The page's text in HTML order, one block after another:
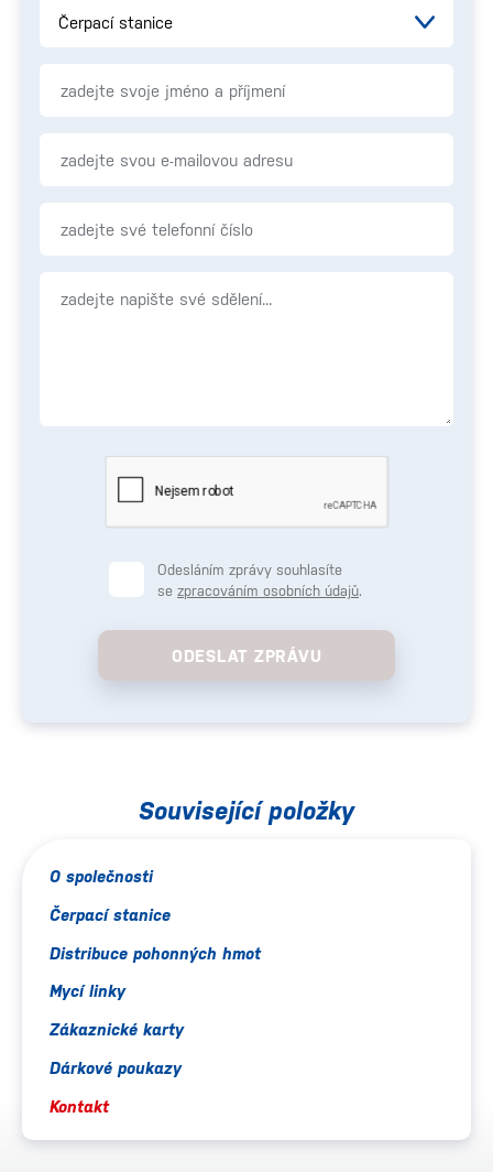
Čerpací stanice
Odesláním zprávy souhlasíte
se zpracováním osobních údajů.
ODESLAT ZPRÁVU
Související položky
O společnosti
Čerpací stanice
Distribuce pohonných hmot
Mycí linky
Zákaznické karty
Dárkové poukazy
Kontakt